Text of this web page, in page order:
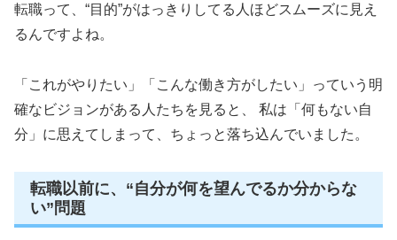
転職って、“目的”がはっきりしてる人ほどスムーズに見え
るんですよね。
「これがやりたい」「こんな働き方がしたい」っていう明
確なビジョンがある人たちを見ると、 私は「何もない自
分」に思えてしまって、ちょっと落ち込んでいました。
転職以前に、“自分が何を望んでるか分からな
い”問題